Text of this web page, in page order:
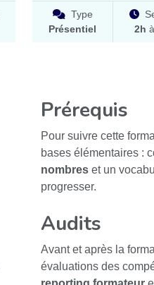
Type
Présentiel
2h à
Prérequis
Pour suivre cette
bases élémentaires :
nombres et un
progresser.
Audits
Avant et après la
évaluations des